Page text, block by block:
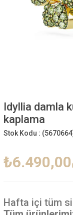
Idyllia damla
kaplama
Stok Kodu :
₺6.490,00
Hafta içi tüm